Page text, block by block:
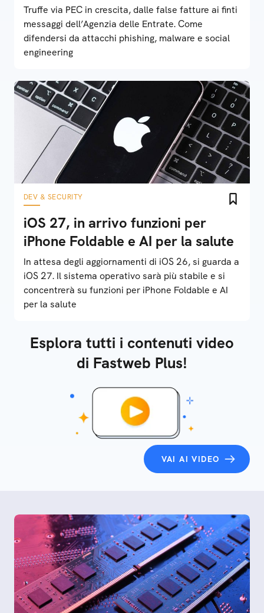
Truffe via PEC in crescita, dalle false fatture ai finti
messaggi dell’Agenzia delle Entrate. Come
difendersi da attacchi phishing, malware e social
engineering
DEV & SECURITY
iOS 27, in arrivo funzioni per
iPhone Foldable e AI per la salute
In attesa degli aggiornamenti di iOS 26, si guarda a
iOS 27. Il sistema operativo sarà più stabile e si
concentrerà su funzioni per iPhone Foldable e AI
per la salute
Esplora tutti i contenuti video
di Fastweb Plus!
VAI AI VIDEO